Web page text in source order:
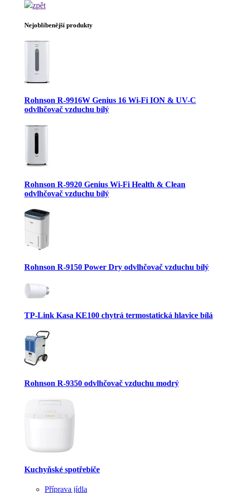
zpět
Nejoblíbenější produkty
Rohnson R-9916W Genius 16 Wi-Fi ION & UV-C
odvlhčovač vzduchu bílý
Rohnson R-9920 Genius Wi-Fi Health & Clean
odvlhčovač vzduchu bílý
Rohnson R-9150 Power Dry odvlhčovač vzduchu bílý
TP-Link Kasa KE100 chytrá termostatická hlavice bílá
Rohnson R-9350 odvlhčovač vzduchu modrý
Kuchyňské spotřebiče
Příprava jídla